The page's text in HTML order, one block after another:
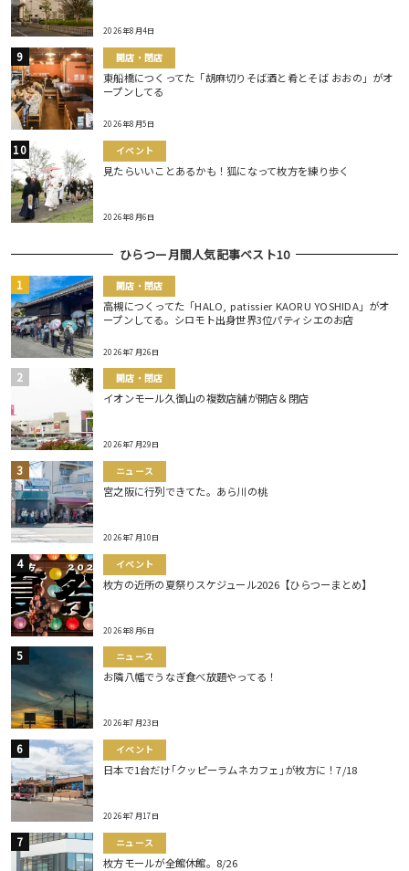
2026年8月4日
開店・閉店
東船橋につくってた「胡麻切りそば酒と肴とそば おおの」がオ
ープンしてる
2026年8月5日
イベント
見たらいいことあるかも！狐になって枚方を練り歩く
2026年8月6日
ひらつー月間人気記事ベスト10
開店・閉店
高槻につくってた「HALO, patissier KAORU YOSHIDA」がオ
ープンしてる。シロモト出身世界3位パティシエのお店
2026年7月26日
開店・閉店
イオンモール久御山の複数店舗が開店＆閉店
2026年7月29日
ニュース
宮之阪に行列できてた。あら川の桃
2026年7月10日
イベント
枚方の近所の夏祭りスケジュール2026【ひらつーまとめ】
2026年8月6日
ニュース
お隣八幡でうなぎ食べ放題やってる！
2026年7月23日
イベント
日本で1台だけ｢クッピーラムネカフェ｣が枚方に！7/18
2026年7月17日
ニュース
枚方モールが全館休館。8/26